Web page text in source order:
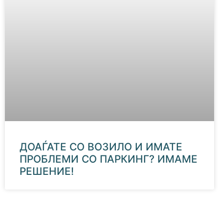
ДОАЃАТЕ СО ВОЗИЛО И ИМАТЕ
ПРОБЛЕМИ СО ПАРКИНГ? ИМАМЕ
РЕШЕНИЕ!